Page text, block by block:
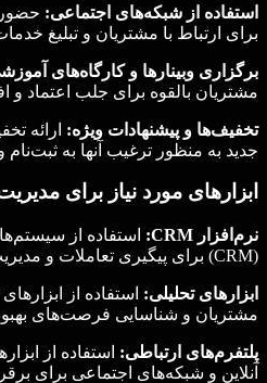
استفاده از شبکه‌های اجتماعی: حضور
برای ارتباط با مشتریان و تبلیغ
برگزاری وبینارها و کارگاه‌های
مشتریان بالقوه برای جلب اعتماد و
تخفیف‌ها و پیشنهادات ویژه: ارائه
جدید به منظور ترغیب آنها به
ابزارهای مورد نیاز برای
نرم‌افزار CRM
: استفاده از
(CRM) برای پیگیری تعاملات و مدیریت اطلاعات مشتریان.
ابزارهای تحلیلی: استفاده از
مشتریان و شناسایی فرصت‌های
پلتفرم‌های ارتباطی: استفاده از
آنلاین و شبکه‌های اجتماعی برای